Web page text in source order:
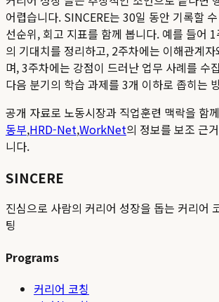
어렵습니다. SINCERE는 30일 동안 기록할
선순위, 회고 지표를 함께 봅니다. 예를 들어
의 기대치를 정리하고, 2주차에는 이해관계
며, 3주차에는 강점이 드러난 업무 사례를 수
다음 분기의 학습 과제를 3개 이하로 좁히는
공개 자료로 노동시장과 직업훈련 맥락을 함
동부,HRD-Net,WorkNet의 정보를 보조 근
니다.
SINCERE
진심으로 사람의 커리어 성장을 돕는 커리어
팅
Programs
커리어 코칭